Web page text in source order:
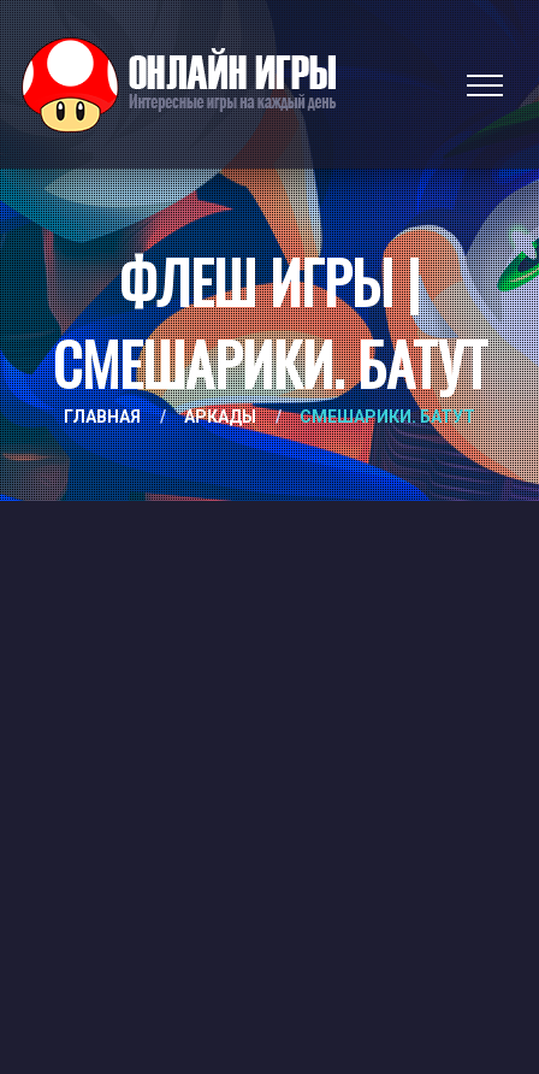
ФЛЕШ ИГРЫ |
СМЕШАРИКИ. БАТУТ
ГЛАВНАЯ / АРКАДЫ / СМЕШАРИКИ. БАТУТ